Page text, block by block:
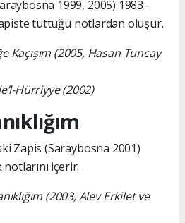
1999, 2005) 1983–
tuttuğu notlardan oluşur.
Kaçışım (2005, Hasan Tuncay
Hürriyye (2002)
Zapis (Saraybosna 2001)
içerir.
(2003, Alev Erkilet ve